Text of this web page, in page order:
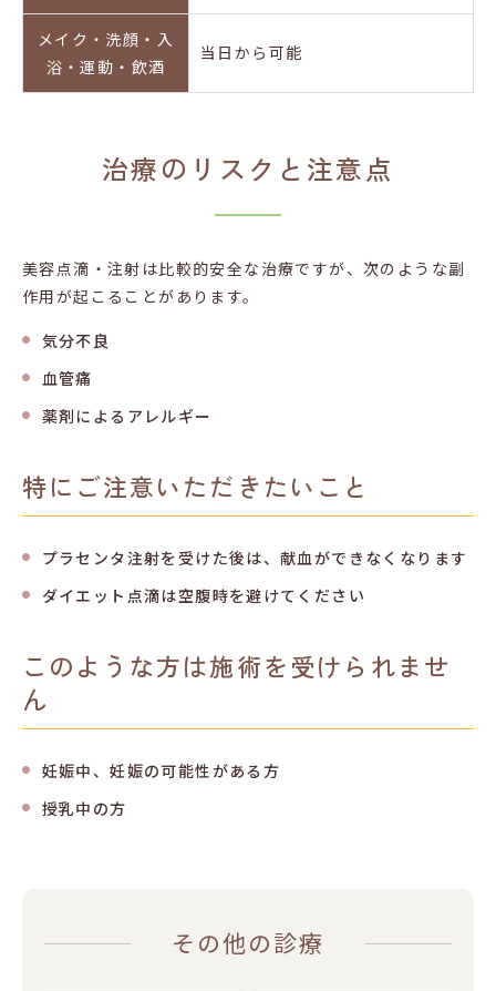
メイク・洗顔・入
浴・運動・ 飲酒
当日から可能
治療のリスクと注意点
美容点滴・注射は比較的安全な治療ですが、次のような副
作用が起こることがあります。
気分不良
血管痛
薬剤によるアレルギー
特にご注意いただきたいこと
プラセンタ注射を受けた後は、献血ができなくなります
ダイエット点滴は空腹時を避けてください
このような方は施術を受けられませ
ん
妊娠中、妊娠の可能性がある方
授乳中の方
その他の診療